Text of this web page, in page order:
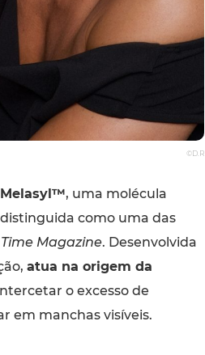
©D.R
Melasyl™, uma molécula
como uma das
Time Magazine. Desenvolvida
atua na origem da
o excesso de
em manchas visíveis.